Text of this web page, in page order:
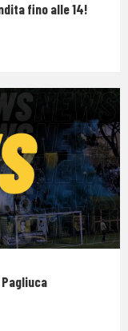
fino alle 14!